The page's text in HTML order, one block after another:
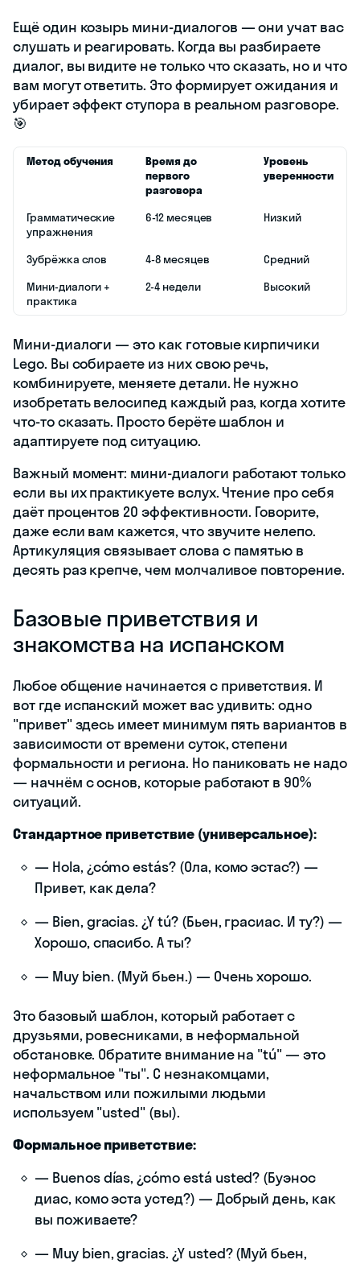
Ещё один козырь мини-диалогов — они учат вас
слушать и реагировать. Когда вы разбираете
диалог, вы видите не только что сказать, но и что
вам могут ответить. Это формирует ожидания и
убирает эффект ступора в реальном разговоре.
🎯
Метод обучения
Время до
первого
разговора
Уровень
уверенности
Грамматические
упражнения
6-12 месяцев Низкий
Зубрёжка слов 4-8 месяцев
Средний
Мини-диалоги +
практика
2-4 недели Высокий
Мини-диалоги — это как готовые кирпичики
Lego. Вы собираете из них свою речь,
комбинируете, меняете детали. Не нужно
изобретать велосипед каждый раз, когда хотите
что-то сказать. Просто берёте шаблон и
адаптируете под ситуацию.
Важный момент: мини-диалоги работают только
если вы их практикуете вслух. Чтение про себя
даёт процентов 20 эффективности. Говорите,
даже если вам кажется, что звучите нелепо.
Артикуляция связывает слова с памятью в
десять раз крепче, чем молчаливое повторение.
Базовые приветствия и
знакомства на испанском
Любое общение начинается с приветствия. И
вот где испанский может вас удивить: одно
"привет" здесь имеет минимум пять вариантов в
зависимости от времени суток, степени
формальности и региона. Но паниковать не надо
— начнём с основ, которые работают в 90%
ситуаций.
Стандартное приветствие (универсальное):
— Hola, ¿cómo estás? (Ола, комо эстас?) —
Привет, как дела?
— Bien, gracias. ¿Y tú? (Бьен, грасиас. И ту?) —
Хорошо, спасибо. А ты?
— Muy bien. (Муй бьен.) — Очень хорошо.
Это базовый шаблон, который работает с
друзьями, ровесниками, в неформальной
обстановке. Обратите внимание на "tú" — это
неформальное "ты". С незнакомцами,
начальством или пожилыми людьми
используем "usted" (вы).
Формальное приветствие:
— Buenos días, ¿cómo está usted? (Буэнос
диас, комо эста устед?) — Добрый день, как
вы поживаете?
— Muy bien, gracias. ¿Y usted? (Муй бьен,